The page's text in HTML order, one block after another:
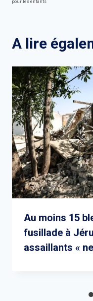
de
pour les enfants
A lire
Au moins 15
fusillade à
assaillants «